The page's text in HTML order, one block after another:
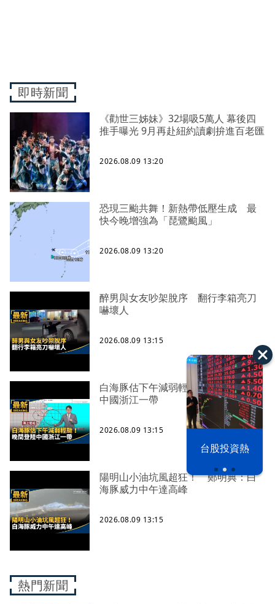
台股投資熱
即時新聞
《勸世三姊妹》32場吸5萬人 幕後四
推手曝光 9月再赴紐約讀劇拚進百老匯
2026.08.09 13:20
恐現三颱共舞！新熱帶低壓生成 最
快今晚增強為「琵鷺颱風」
2026.08.09 13:20
醉男與女友吵架脫序 翻行李箱亮刀
嚇壞人
2026.08.09 13:15
白海豚估下午減弱輕颱！ 晚間登陸
中國浙江一帶
2026.08.09 13:15
陽明山小油坑風超狂！ 鄭明典：白
海豚威力中午達高峰
2026.08.09 13:15
熱門新聞